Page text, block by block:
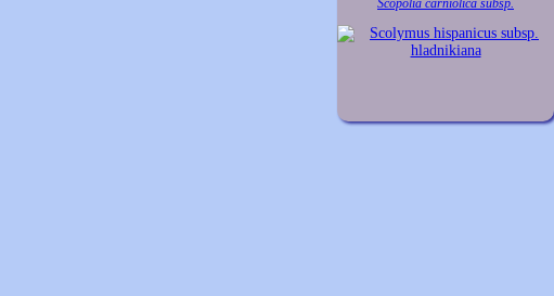
Scopolia carniolica subsp.